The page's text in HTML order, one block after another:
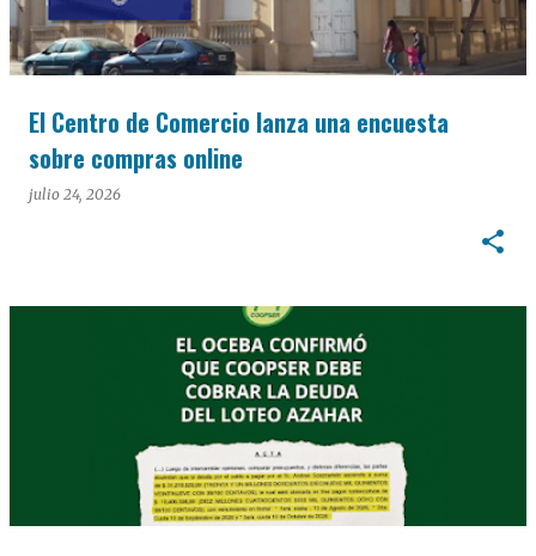
El Centro de Comercio lanza una encuesta
sobre compras online
julio 24, 2026